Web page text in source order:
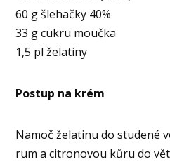
60 g šlehačky 40%
33 g cukru moučka
1,5 pl želatiny
Postup na krém
Namoč želatinu do studené
rum a citronovou kůru do